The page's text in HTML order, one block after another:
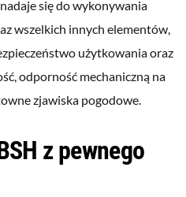
się do wykonywania
wszelkich innych elementów,
użytkowania oraz
odporność mechaniczną na
zjawiska pogodowe.
z pewnego